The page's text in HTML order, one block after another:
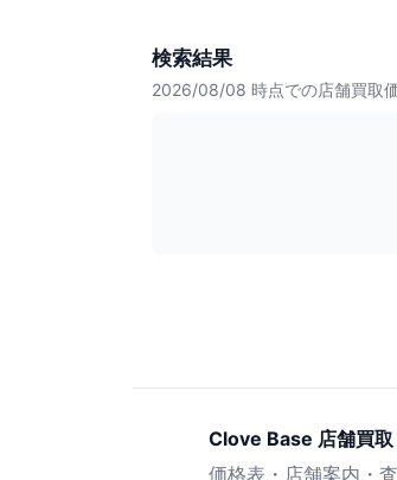
検索結果
2026/08/08 時点での店舗買取
Clove Base 店舗買取
価格表・店舗案内・